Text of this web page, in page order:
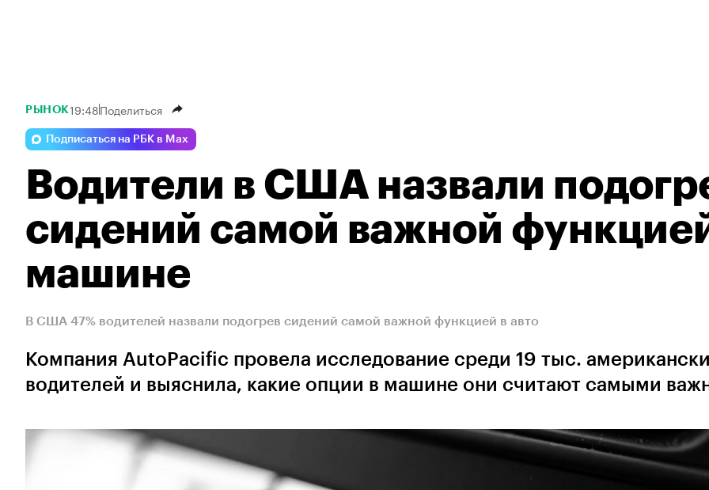
РЫНОК19:48Поделиться
Подписаться на РБК в Max
Водители в США назвали
сидений самой важной
машине
В США 47% водителей назвали подогрев сидений самой важной функцией в авто
Компания AutoPacific провела исследование среди 19 тыс.
водителей и выяснила, какие опции в машине они считают самыми